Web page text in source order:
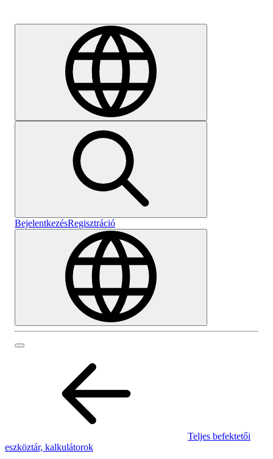
BejelentkezésRegisztráció
Teljes befektetői
eszköztár, kalkulátorok